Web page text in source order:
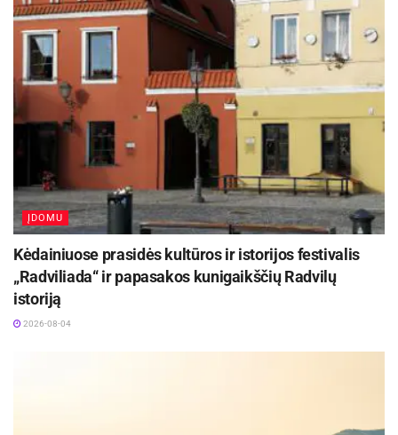
ĮDOMU
Kėdainiuose prasidės kultūros ir istorijos festivalis
„Radviliada“ ir papasakos kunigaikščių Radvilų
istoriją
2026-08-04